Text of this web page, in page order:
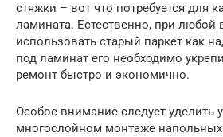
стяжки – вот что потребуется для
ламината. Естественно, при любой
использовать старый паркет как
под ламинат его необходимо
ремонт быстро и экономично.
Особое внимание следует уделить
многослойном монтаже напольных